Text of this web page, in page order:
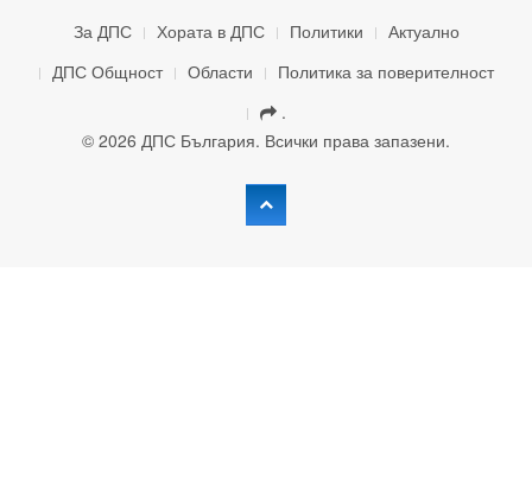
За ДПС Хората в ДПС Политики
Актуално
ДПС Общност
Области
Политика за поверителност
.
© 2026 ДПС България. Всички права запазени.